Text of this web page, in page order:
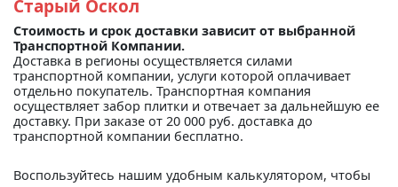
Старый Оскол
Стоимость и срок доставки зависит от выбранной
Транспортной Компании.
Доставка в регионы осуществляется силами
транспортной компании, услуги которой оплачивает
отдельно покупатель. Транспортная компания
осуществляет забор плитки и отвечает за дальнейшую ее
доставку. При заказе от 20 000 руб. доставка до
транспортной компании бесплатно.
Воспользуйтесь нашим удобным калькулятором, чтобы